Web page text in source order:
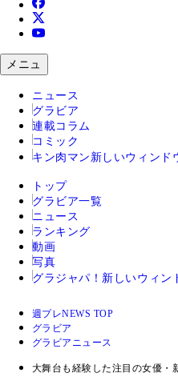
メニュ
ニュース
グラビア
連載コラム
コミック
キン肉マン 新しいウィンド
トップ
グラビア一覧
ニュース
ランキング
動画
写真
グラジャパ！ 新しいウィン
週プレNEWS TOP
グラビア
グラビアニュース
大舞台も経験した注目の女優・